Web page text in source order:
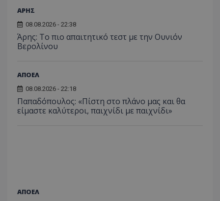
ΑΡΗΣ
08.08.2026 - 22:38
Άρης: Το πιο απαιτητικό τεστ με την Ουνιόν
Βερολίνου
ΑΠΟΕΛ
08.08.2026 - 22:18
Παπαδόπουλος: «Πίστη στο πλάνο μας και θα
είμαστε καλύτεροι, παιχνίδι με παιχνίδι»
ΑΠΟΕΛ